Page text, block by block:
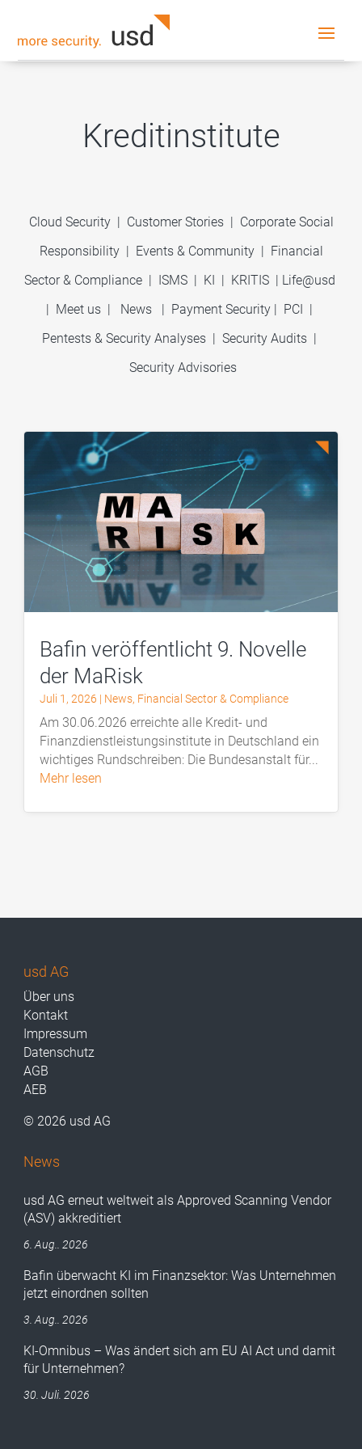
Kreditinstitute
Cloud Security | Customer Stories| Corporate Social
Responsibility| Events & Community | Financial
Sector & Compliance| ISMS| KI | KRITIS| Life@usd
| Meet us | News | Payment Security | PCI |
Pentests & Security Analyses | Security Audits |
Security Advisories
Bafin veröffentlicht 9. Novelle
der MaRisk
Juli 1, 2026 | News, Financial Sector & Compliance
Am 30.06.2026 erreichte alle Kredit- und
Finanzdienstleistungsinstitute in Deutschland ein
wichtiges Rundschreiben: Die Bundesanstalt für...
mehr lesen
usd AG
Über uns
Kontakt
Impressum
Datenschutz
AGB
AEB
© 2026 usd AG
News
usd AG erneut weltweit als Approved Scanning Vendor
(ASV) akkreditiert
6. Aug.. 2026
Bafin überwacht KI im Finanzsektor: Was Unternehmen
jetzt einordnen sollten
3. Aug.. 2026
KI-Omnibus – Was ändert sich am EU AI Act und damit
für Unternehmen?
30. Juli. 2026